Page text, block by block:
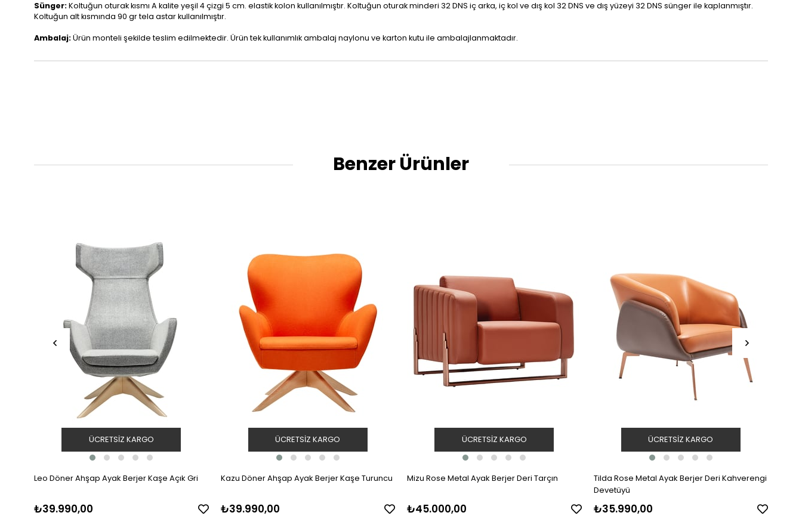
Sünger:Koltuğun oturak kısmı A kalite yeşil 4 çizgi 5 cm. elastik kolon kullanılmıştır. Koltuğun oturak minderi 32 DNS iç arka, iç kol ve dış kol 32 DNS ve dış yüzeyi 32 DNS sünger ile kaplanmıştır.
Koltuğun alt kısmında 90 gr tela astar kullanılmıştır.
Ambalaj:Ürün monteli şekilde teslim edilmektedir. Ürün tek kullanımlık ambalaj naylonu ve karton kutu ile ambalajlanmaktadır.
Benzer Ürünler
Leo Döner Ahşap Ayak Berjer Kaşe Açık Gri
₺39.990,00
ÜCRETSIZ KARGO
Kazu Döner Ahşap Ayak Berjer Kaşe Turuncu
₺39.990,00
ÜCRETSIZ KARGO
Mizu Rose Metal Ayak Berjer Deri Tarçın
₺45.000,00
ÜCRETSIZ KARGO
Tilda Rose Metal Ayak Berjer Deri Kahverengi
Devetüyü
₺35.990,00
ÜCRETSIZ KARGO